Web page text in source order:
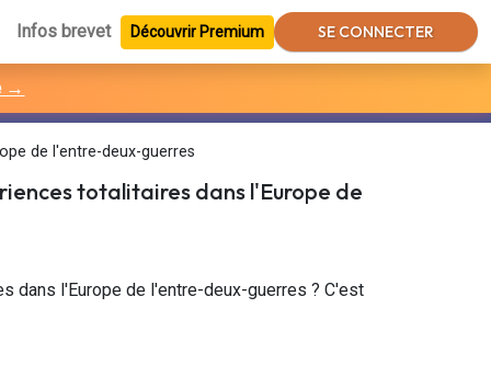
Infos brevet Découvrir Premium SE CONNECTER
→
de l'entre-deux-guerres
totalitaires dans l'Europe de
dans l'Europe de l'entre-deux-guerres ? C'est